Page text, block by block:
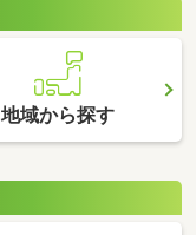
地域から探す